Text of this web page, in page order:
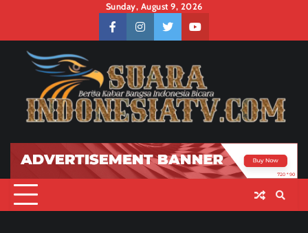
content
Sunday, August 9, 2026
facebookinstagramtwitteryoutube